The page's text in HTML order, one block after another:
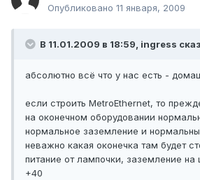
Опубликовано 11 января, 2009
В 11.01.2009 в 18:59, ingress
абсолютно всё что у нас есть -
если строить MetroEthernet, то
на оконечном оборудовании
нормальное заземление и
неважно какая оконечка там будет
питание от лампочки, заземление на
+40